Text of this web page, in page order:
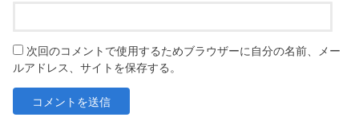
次回のコメントで使用するためブラウザーに自分の名前、メー
ルアドレス、サイトを保存する。